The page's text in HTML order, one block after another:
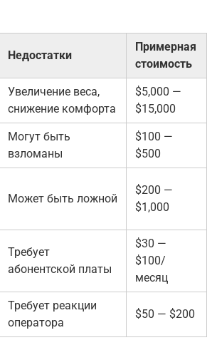
Недостатки
Примерная
стоимость
Увеличение веса,
снижение комфорта
$5,000 —
$15,000
Могут быть
взломаны
$100 —
$500
Может быть ложной
$200 —
$1,000
Требует
абонентской платы
$30 —
$100/
месяц
Требует реакции
оператора
$50 — $200